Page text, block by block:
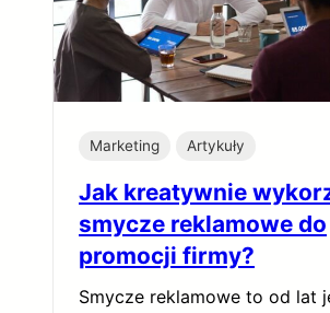
Marketing Artykuły
Jak kreatywnie
smycze reklamowe do
promocji firmy?
Smycze reklamowe to od lat